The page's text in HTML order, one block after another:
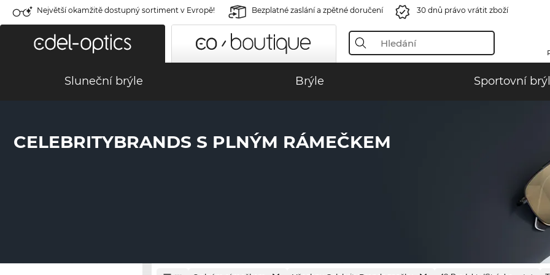
Největší okamžitě dostupný sortiment v Evropě! Bezplatné zaslání a zpětné doručení 30 dnů právo vrátit zboží
Sluneční brýle Brýle Sportovní
CELEBRITYBRANDS S PLNÝM RÁMEČKEM